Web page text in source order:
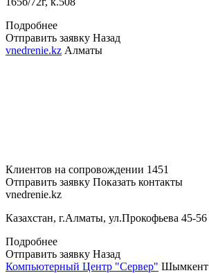
Подробнее
Отправить заявку Назад
vnedrenie.kz Алматы
Клиентов на сопровождении 1451
Отправить заявку Показать контакты
vnedrenie.kz
Казахстан, г.Алматы, ул.Прокофьева 45-56
Подробнее
Отправить заявку Назад
Компьютерный Центр "Сервер" Шымкент